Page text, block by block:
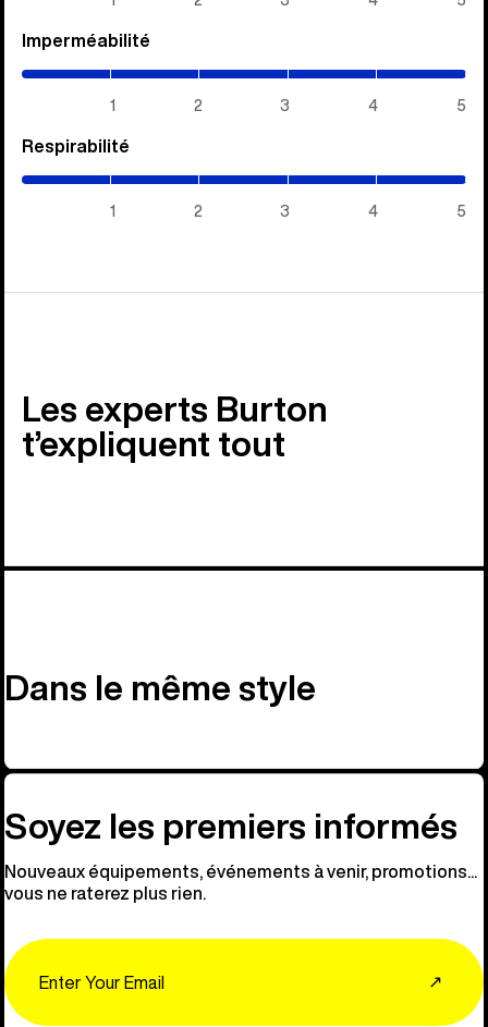
Imperméabilité
1 2 3 4 5
Respirabilité
1 2 3 4 5
Les experts Burton
t’expliquent tout
Dans le même style
Soyez les premiers informés
Nouveaux équipements, événements à venir, promotions...
vous ne raterez plus rien.
↗